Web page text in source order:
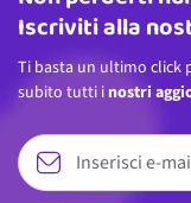
Iscriviti alla
Ti basta un ultimo click
subito tutti i nostri